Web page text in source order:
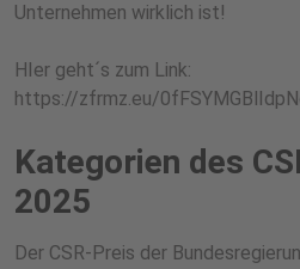
Unternehmen wirklich ist!
HIer geht´s zum Link:
https://zfrmz.eu/
Kategorien des
2025
Der CSR-Preis der